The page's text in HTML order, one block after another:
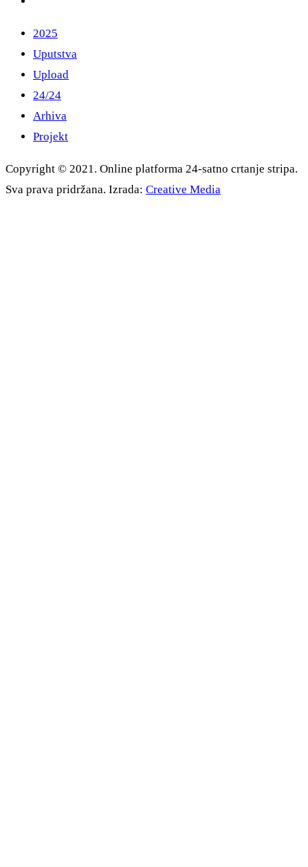
2025
Uputstva
Upload
24/24
Arhiva
Projekt
Copyright © 2021. Online platforma 24-satno crtanje stripa.
Sva prava pridržana. Izrada: Creative Media